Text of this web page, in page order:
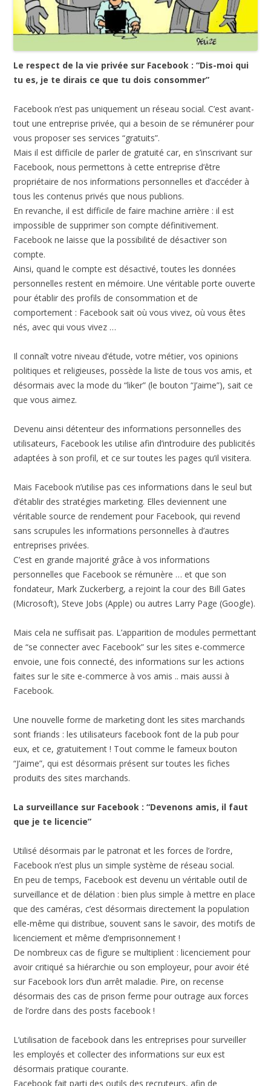
Le respect de la vie privée sur Facebook : “Dis-moi qui
tu es, je te dirais ce que tu dois consommer”
Facebook n’est pas uniquement un réseau social. C’est avant-
tout une entreprise privée, qui a besoin de se rémunérer pour
vous proposer ses services “gratuits”.
Mais il est difficile de parler de gratuité car, en s’inscrivant sur
Facebook, nous permettons à cette entreprise d’être
propriétaire de nos informations personnelles et d’accéder à
tous les contenus privés que nous publions.
En revanche, il est difficile de faire machine arrière : il est
impossible de supprimer son compte définitivement.
Facebook ne laisse que la possibilité de désactiver son
compte.
Ainsi, quand le compte est désactivé, toutes les données
personnelles restent en mémoire. Une véritable porte ouverte
pour établir des profils de consommation et de
comportement : Facebook sait où vous vivez, où vous êtes
nés, avec qui vous vivez …
Il connaît votre niveau d’étude, votre métier, vos opinions
politiques et religieuses, possède la liste de tous vos amis, et
désormais avec la mode du “liker” (le bouton “J’aime”), sait ce
que vous aimez.
Devenu ainsi détenteur des informations personnelles des
utilisateurs, Facebook les utilise afin d’introduire des publicités
adaptées à son profil, et ce sur toutes les pages qu’il visitera.
Mais Facebook n’utilise pas ces informations dans le seul but
d’établir des stratégies marketing. Elles deviennent une
véritable source de rendement pour Facebook, qui revend
sans scrupules les informations personnelles à d’autres
entreprises privées.
C’est en grande majorité grâce à vos informations
personnelles que Facebook se rémunère … et que son
fondateur, Mark Zuckerberg, a rejoint la cour des Bill Gates
(Microsoft), Steve Jobs (Apple) ou autres Larry Page (Google).
Mais cela ne suffisait pas. L’apparition de modules permettant
de “se connecter avec Facebook” sur les sites e-commerce
envoie, une fois connecté, des informations sur les actions
faites sur le site e-commerce à vos amis .. mais aussi à
Facebook.
Une nouvelle forme de marketing dont les sites marchands
sont friands : les utilisateurs facebook font de la pub pour
eux, et ce, gratuitement ! Tout comme le fameux bouton
“J’aime”, qui est désormais présent sur toutes les fiches
produits des sites marchands.
La surveillance sur Facebook : “Devenons amis, il faut
que je te licencie”
Utilisé désormais par le patronat et les forces de l’ordre,
Facebook n’est plus un simple système de réseau social.
En peu de temps, Facebook est devenu un véritable outil de
surveillance et de délation : bien plus simple à mettre en place
que des caméras, c’est désormais directement la population
elle-même qui distribue, souvent sans le savoir, des motifs de
licenciement et même d’emprisonnement !
De nombreux cas de figure se multiplient : licenciement pour
avoir critiqué sa hiérarchie ou son employeur, pour avoir été
sur Facebook lors d’un arrêt maladie. Pire, on recense
désormais des cas de prison ferme pour outrage aux forces
de l’ordre dans des posts facebook !
L’utilisation de facebook dans les entreprises pour surveiller
les employés et collecter des informations sur eux est
désormais pratique courante.
Facebook fait parti des outils des recruteurs, afin de